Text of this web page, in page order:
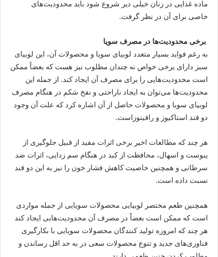
ماده غذایی در زنان خیلی دیر شروع شود باید محدودیت‌های
خاصی برای آن در نظر گرفت.
برخی محدودیت‌ها در مصرف سویا
به رغم فواید بسیار متعدد لوبیای سویا و محصولات آن، این لوبیای
سبز دارای برخی خواص نه چندان مطلوب نیز هست که بعضاً ممکن
است محدودیت‌هایی را برای مصرف آن ایجاد کند. از جمله این
محدودیت‌ها می‌توان به ایجاد ناراحتی و نفخ شکم در هنگام مصرف
لوبیای سویا و محصولات حاصل از آن اشاره کرد که علت آن وجود
دو قند استاکیوز و رافینوزاست.
هر چند که مطالعات اخیر برخی اثرات مفید از قبیل جلوگیری از
یبوست و اسهال، محافظت از کبد در هنگام سم زدایی، اثرات ضد
سرطانی و همچنین خاصیت کاهش فشار خون را نیز به این دو قند
نسبت داده است.
همچنین طعم مختصر لوبیایی محصولات سویایی از جمله مواردی
است که ممکن است بعضاً در مصرف آن محدودیت‌هایی ایجاد کند
هر چند که امروزه تولید کنندگان محصولات سویایی با بکارگیری
فناوری‌های جدید و تنوع محصولات سعی در به حد اقل رساندن و